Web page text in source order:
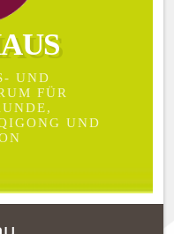
UND
FÜR
UND